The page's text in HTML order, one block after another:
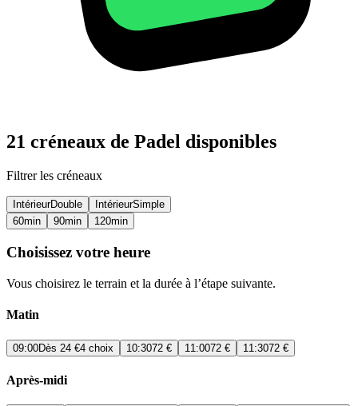
21 créneaux de Padel disponibles
Filtrer les créneaux
IntérieurDouble IntérieurSimple
60min 90min 120min
Choisissez votre heure
Vous choisirez le terrain et la durée à l’étape suivante.
Matin
09:00Dès 24 €4 choix 10:3072 € 11:0072 € 11:3072 €
Après-midi